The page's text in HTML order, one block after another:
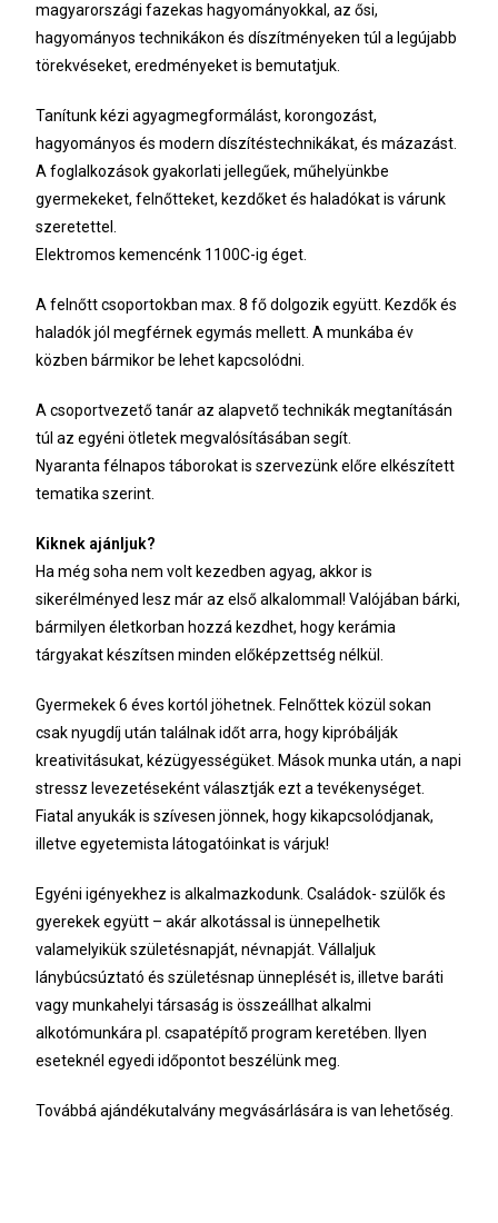
magyarországi fazekas hagyományokkal, az ősi,
hagyományos technikákon és díszítményeken túl a legújabb
törekvéseket, eredményeket is bemutatjuk.
Tanítunk kézi agyagmegformálást, korongozást,
hagyományos és modern díszítéstechnikákat, és mázazást.
A foglalkozások gyakorlati jellegűek, műhelyünkbe
gyermekeket, felnőtteket, kezdőket és haladókat is várunk
szeretettel.
Elektromos kemencénk 1100C-ig éget.
A felnőtt csoportokban max. 8 fő dolgozik együtt. Kezdők és
haladók jól megférnek egymás mellett. A munkába év
közben bármikor be lehet kapcsolódni.
A csoportvezető tanár az alapvető technikák megtanításán
túl az egyéni ötletek megvalósításában segít.
Nyaranta félnapos táborokat is szervezünk előre elkészített
tematika szerint.
Kiknek ajánljuk?
Ha még soha nem volt kezedben agyag, akkor is
sikerélményed lesz már az első alkalommal! Valójában bárki,
bármilyen életkorban hozzá kezdhet, hogy kerámia
tárgyakat készítsen minden előképzettség nélkül.
Gyermekek 6 éves kortól jöhetnek. Felnőttek közül sokan
csak nyugdíj után találnak időt arra, hogy kipróbálják
kreativitásukat, kézügyességüket. Mások munka után, a napi
stressz levezetéseként választják ezt a tevékenységet.
Fiatal anyukák is szívesen jönnek, hogy kikapcsolódjanak,
illetve egyetemista látogatóinkat is várjuk!
Egyéni igényekhez is alkalmazkodunk. Családok- szülők és
gyerekek együtt – akár alkotással is ünnepelhetik
valamelyikük születésnapját, névnapját. Vállaljuk
lánybúcsúztató és születésnap ünneplését is, illetve baráti
vagy munkahelyi társaság is összeállhat alkalmi
alkotómunkára pl. csapatépítő program keretében. Ilyen
eseteknél egyedi időpontot beszélünk meg.
Továbbá ajándékutalvány megvásárlására is van lehetőség.